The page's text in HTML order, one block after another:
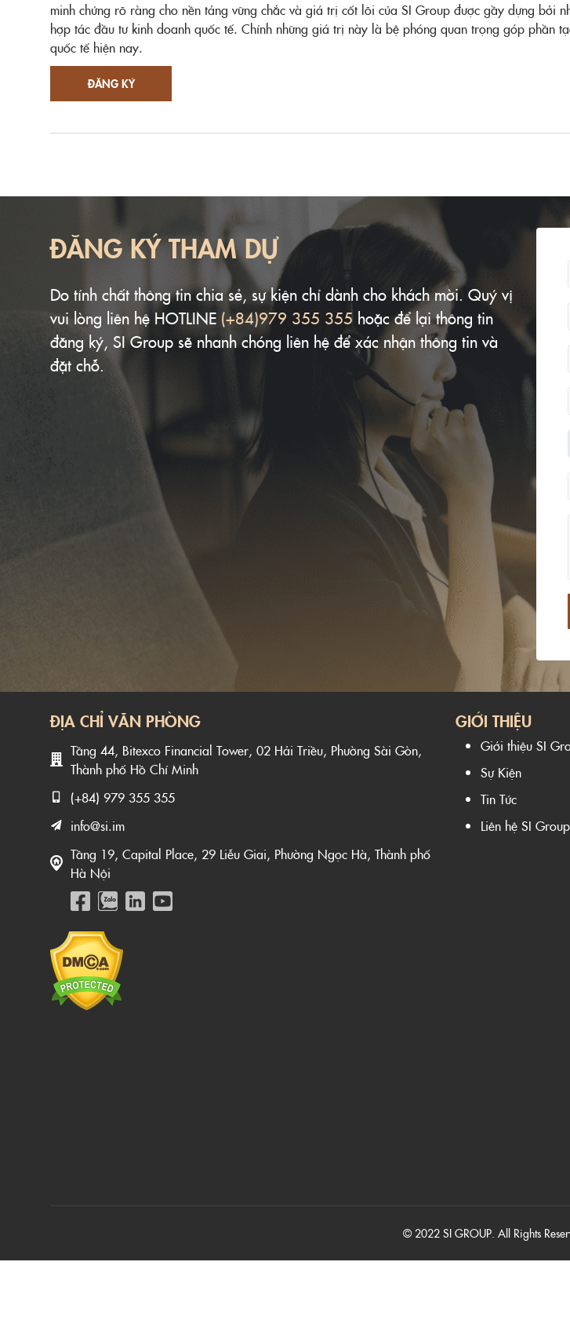
minh chứng rõ ràng cho nền tảng vững chắc và giá trị cốt lõi của SI Group được gầy dựng bởi
hợp tác đầu tư kinh doanh quốc tế. Chính những giá trị này là bệ phóng quan trọng góp phần
quốc tế hiện nay.
ĐĂNG KÝ
ĐĂNG KÝ THAM DỰ
Do tính chất thông tin chia sẻ, sự kiện chỉ dành cho khách mời. Quý vị
vui lòng liên hệ HOTLINE (+84)979 355 355 hoặc để lại thông tin
đăng ký, SI Group sẽ nhanh chóng liên hệ để xác nhận thông tin và
đặt chỗ.
ĐỊA CHỈ VĂN PHÒNG
Tầng 44, Bitexco Financial Tower, 02 Hải Triều, Phường Sài Gòn,
Thành phố Hồ Chí Minh
(+84) 979 355 355
info@si.im
Tầng 19, Capital Place, 29 Liễu Giai, Phường Ngọc Hà, Thành phố
Hà Nội
GIỚI THIỆU
Giới thiệu SI
Sự Kiện
Tin Tức
Liên hệ SI Group
© 2022 SI GROUP. All Rights